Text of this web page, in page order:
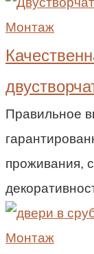
Монтаж
Правильное
проживания,
Монтаж